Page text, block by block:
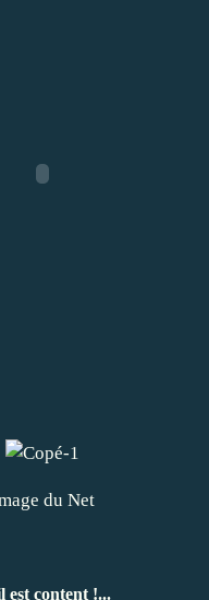
du Net
est content !...